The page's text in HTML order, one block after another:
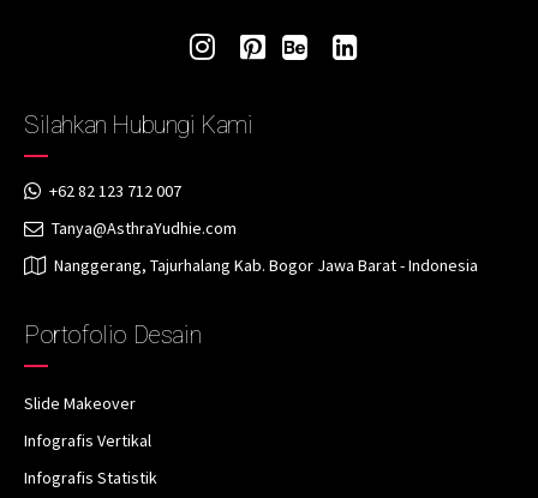
Silahkan Hubungi Kami
+62 82 123 712 007
Tanya@AsthraYudhie.com
Nanggerang, Tajurhalang Kab. Bogor Jawa Barat - Indonesia
Portofolio Desain
Slide Makeover
Infografis Vertikal
Infografis Statistik